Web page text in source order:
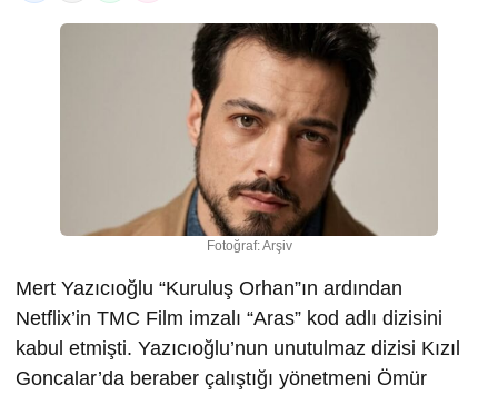
Fotoğraf: Arşiv
Mert Yazıcıoğlu “Kuruluş Orhan”ın ardından
Netflix’in TMC Film imzalı “Aras” kod adlı dizisini
kabul etmişti. Yazıcıoğlu’nun unutulmaz dizisi Kızıl
Goncalar’da beraber çalıştığı yönetmeni Ömür